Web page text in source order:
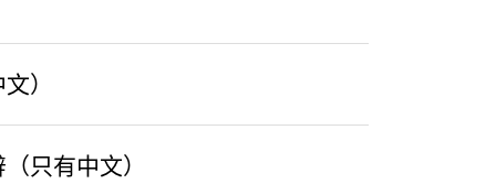
）
只有中文）